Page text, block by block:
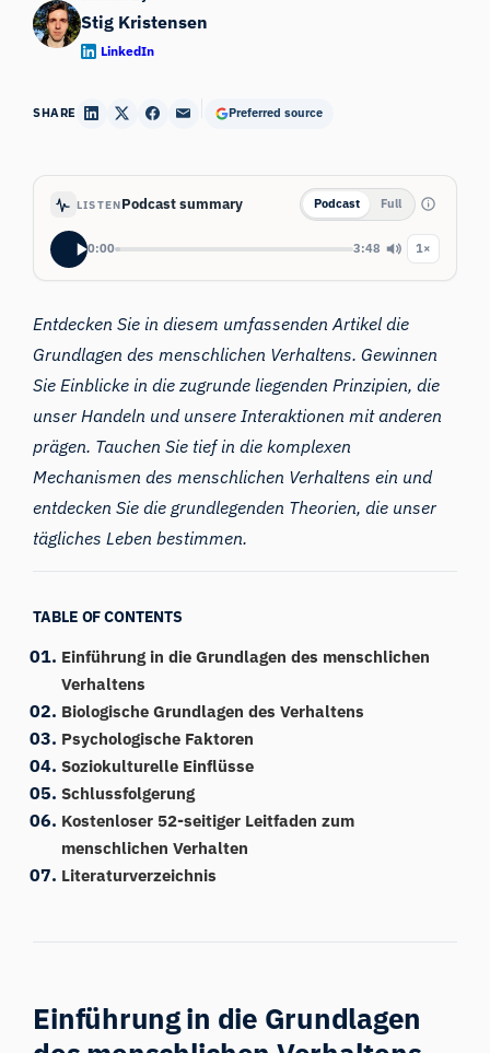
Stig Kristensen
LinkedIn
SHARE Preferred source
LISTENPodcast summary Podcast Full
0:00 3:48 1×
Entdecken Sie in diesem umfassenden Artikel die
Grundlagen desmenschlichen Verhaltens. Gewinnen
Sie Einblicke in die zugrunde liegenden Prinzipien, die
unser Handeln und unsere Interaktionen mit anderen
prägen. Tauchen Sie tief in die komplexen
Mechanismen des menschlichen Verhaltens ein und
entdecken Sie die grundlegenden Theorien, die unser
tägliches Leben bestimmen.
TABLE OF CONTENTS
Einführung in die Grundlagen des menschlichen
Verhaltens
Biologische Grundlagen des Verhaltens
Psychologische Faktoren
Soziokulturelle Einflüsse
Schlussfolgerung
Kostenloser 52-seitiger Leitfaden zum
menschlichen Verhalten
Literaturverzeichnis
Einführung in die Grundlagen